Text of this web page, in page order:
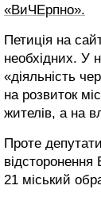
«ВиЧЕрпно».
Петиція на
необхідних. У
«діяльність
на розвиток
жителів, а на
Проте
21 міський